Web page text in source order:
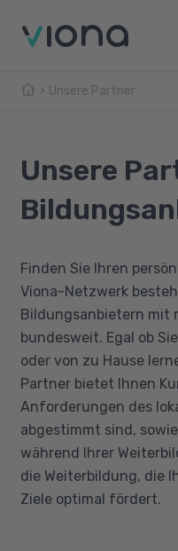
Unsere Partner
Unsere
Finden Sie Ihren
Viona-Netzwerk
Bildungsanbietern mit
bundesweit. Egal ob
oder von zu Hause
Partner bietet Ihnen
Anforderungen des
abgestimmt sind,
während Ihrer
die Weiterbildung, die
Ziele optimal fördert.